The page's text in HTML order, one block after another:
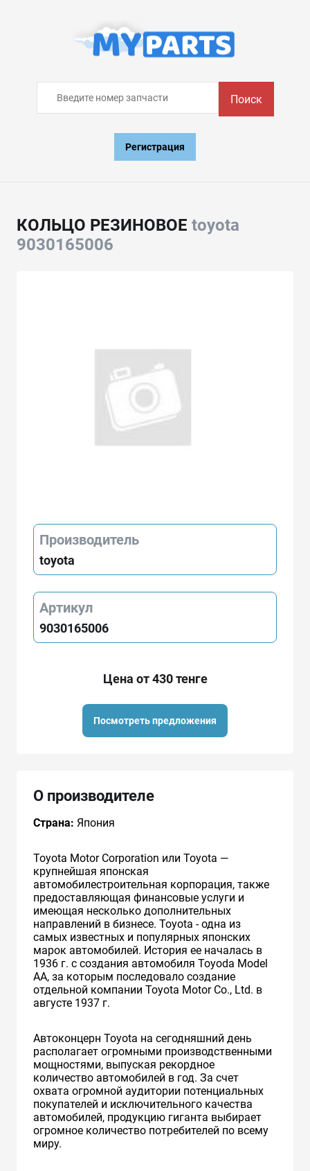
Поиск
Регистрация
КОЛЬЦО РЕЗИНОВОЕ toyota
9030165006
Производитель
toyota
Артикул
9030165006
Цена от 430 тенге
Посмотреть предложения
О производителе
Страна: Япония
Toyota Motor Corporation или Toyota —
крупнейшая японская
автомобилестроительная корпорация, также
предоставляющая финансовые услуги и
имеющая несколько дополнительных
направлений в бизнесе. Toyota - одна из
самых известных и популярных японских
марок автомобилей. История ее началась в
1936 г. с создания автомобиля Toyoda Model
AA, за которым последовало создание
отдельной компании Toyota Motor Co., Ltd. в
августе 1937 г.
Автоконцерн Toyota на сегодняшний день
располагает огромными производственными
мощностями, выпуская рекордное
количество автомобилей в год. За счет
охвата огромной аудитории потенциальных
покупателей и исключительного качества
автомобилей, продукцию гиганта выбирает
огромное количество потребителей по всему
миру.